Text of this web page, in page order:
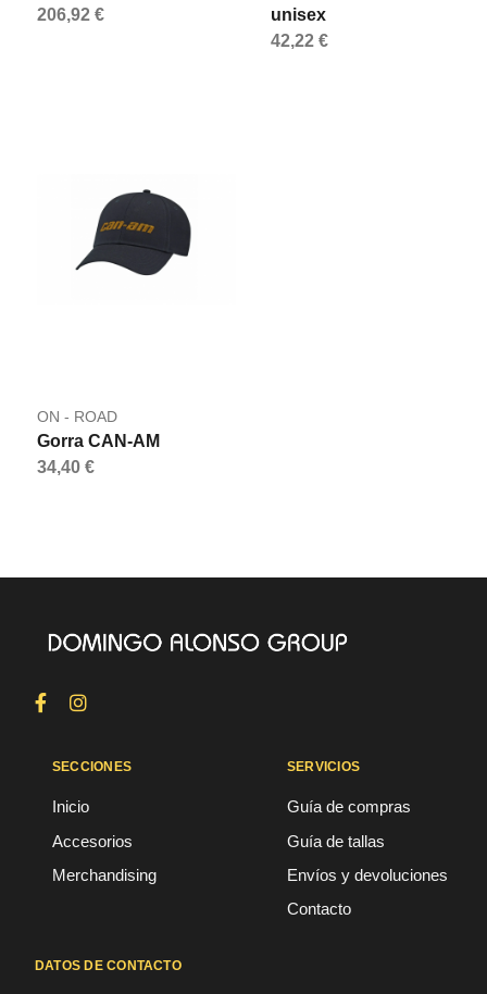
206,92 €
unisex
42,22 €
ON - ROAD
Gorra CAN-AM
34,40 €
SECCIONES
Inicio
Accesorios
Merchandising
SERVICIOS
Guía de compras
Guía de tallas
Envíos y devoluciones
Contacto
DATOS DE CONTACTO